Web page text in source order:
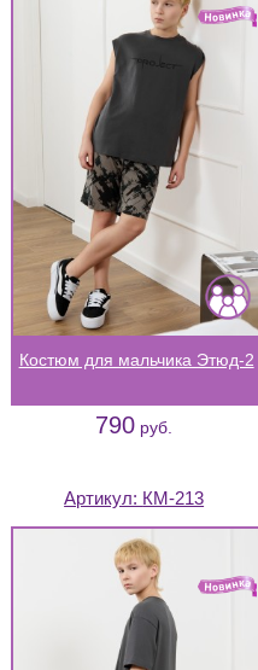
Костюм для мальчика Этюд-2
790 руб.
Артикул: КМ-213